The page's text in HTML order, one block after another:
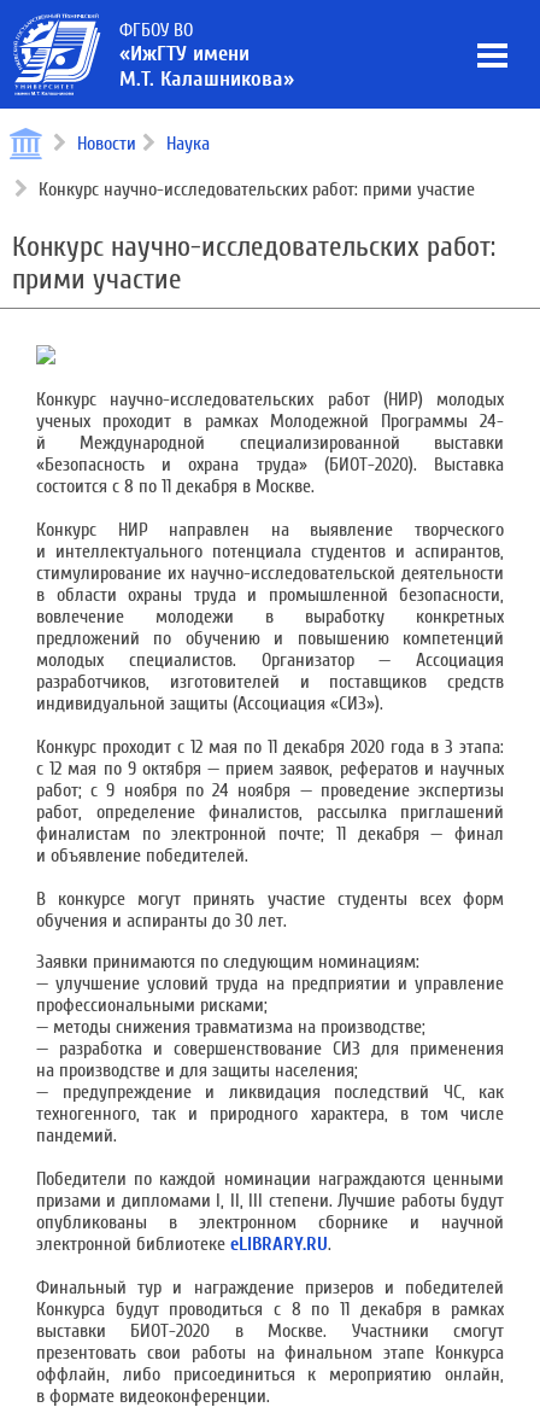
ФГБОУ ВО
«ИжГТУ имени
М.Т. Калашникова»
Новости Наука
Конкурс научно-исследовательских работ: прими участие
Конкурс научно-исследовательских работ:
прими участие
Конкурс научно-исследовательских работ (НИР) молодых
ученых проходит в рамках Молодежной Программы 24-
й Международной специализированной выставки
«Безопасность и охрана труда» (БИОТ-2020). Выставка
состоится с 8 по 11 декабря в Москве.
Конкурс НИР направлен на выявление творческого
и интеллектуального потенциала студентов и аспирантов,
стимулирование их научно-исследовательской деятельности
в области охраны труда и промышленной безопасности,
вовлечение молодежи в выработку конкретных
предложений по обучению и повышению компетенций
молодых специалистов. Организатор — Ассоциация
разработчиков, изготовителей и поставщиков средств
индивидуальной защиты (Ассоциация «СИЗ»).
Конкурс проходит с 12 мая по 11 декабря 2020 года в 3 этапа:
с 12 мая по 9 октября — прием заявок, рефератов и научных
работ; с 9 ноября по 24 ноября — проведение экспертизы
работ, определение финалистов, рассылка приглашений
финалистам по электронной почте; 11 декабря — финал
и объявление победителей.
В конкурсе могут принять участие студенты всех форм
обучения и аспиранты до 30 лет.
Заявки принимаются по следующим номинациям:
— улучшение условий труда на предприятии и управление
профессиональными рисками;
— методы снижения травматизма на производстве;
— разработка и совершенствование СИЗ для применения
на производстве и для защиты населения;
— предупреждение и ликвидация последствий ЧС, как
техногенного, так и природного характера, в том числе
пандемий.
Победители по каждой номинации награждаются ценными
призами и дипломами I, II, III степени. Лучшие работы будут
опубликованы в электронном сборнике и научной
электронной библиотеке eLIBRARY.RU.
Финальный тур и награждение призеров и победителей
Конкурса будут проводиться с 8 по 11 декабря в рамках
выставки БИОТ-2020 в Москве. Участники смогут
презентовать свои работы на финальном этапе Конкурса
оффлайн, либо присоединиться к мероприятию онлайн,
в формате видеоконференции.